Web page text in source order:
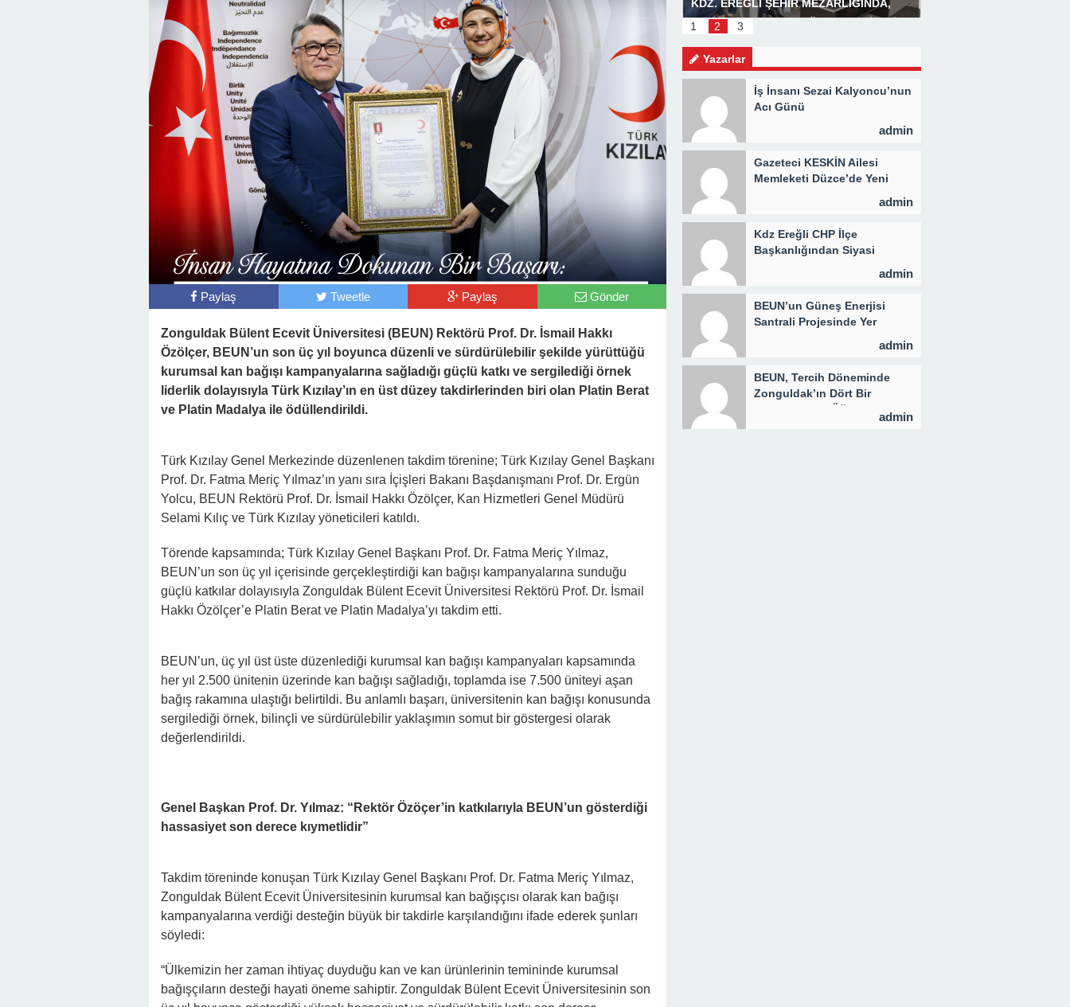
Paylaş Tweetle Paylaş Gönder
Zonguldak Bülent Ecevit Üniversitesi (BEUN) Rektörü Prof. Dr. İsmail Hakkı
Özölçer, BEUN’un son üç yıl boyunca düzenli ve sürdürülebilir şekilde yürüttüğü
kurumsal kan bağışı kampanyalarına sağladığı güçlü katkı ve sergilediği örnek
liderlik dolayısıyla Türk Kızılay’ın en üst düzey takdirlerinden biri olan Platin Berat
ve Platin Madalya ile ödüllendirildi.
Türk Kızılay Genel Merkezinde düzenlenen takdim törenine; Türk Kızılay Genel Başkanı
Prof. Dr. Fatma Meriç Yılmaz’ın yanı sıra İçişleri Bakanı Başdanışmanı Prof. Dr. Ergün
Yolcu, BEUN Rektörü Prof. Dr. İsmail Hakkı Özölçer, Kan Hizmetleri Genel Müdürü
Selami Kılıç ve Türk Kızılay yöneticileri katıldı.
Törende kapsamında; Türk Kızılay Genel Başkanı Prof. Dr. Fatma Meriç Yılmaz,
BEUN’un son üç yıl içerisinde gerçekleştirdiği kan bağışı kampanyalarına sunduğu
güçlü katkılar dolayısıyla Zonguldak Bülent Ecevit Üniversitesi Rektörü Prof. Dr. İsmail
Hakkı Özölçer’e Platin Berat ve Platin Madalya’yı takdim etti.
BEUN’un, üç yıl üst üste düzenlediği kurumsal kan bağışı kampanyaları kapsamında
her yıl 2.500 ünitenin üzerinde kan bağışı sağladığı, toplamda ise 7.500 üniteyi aşan
bağış rakamına ulaştığı belirtildi. Bu anlamlı başarı, üniversitenin kan bağışı konusunda
sergilediği örnek, bilinçli ve sürdürülebilir yaklaşımın somut bir göstergesi olarak
değerlendirildi.
Genel Başkan Prof. Dr. Yılmaz: “Rektör Özöçer’in katkılarıyla BEUN’un gösterdiği
hassasiyet son derece kıymetlidir”
Takdim töreninde konuşan Türk Kızılay Genel Başkanı Prof. Dr. Fatma Meriç Yılmaz,
Zonguldak Bülent Ecevit Üniversitesinin kurumsal kan bağışçısı olarak kan bağışı
kampanyalarına verdiği desteğin büyük bir takdirle karşılandığını ifade ederek şunları
söyledi:
“Ülkemizin her zaman ihtiyaç duyduğu kan ve kan ürünlerinin temininde kurumsal
bağışçıların desteği hayati öneme sahiptir. Zonguldak Bülent Ecevit Üniversitesinin son
Başkan Posbıyık’tan Bayram Mesajı BOZHANE LİMANI GÜN SAYIYOR
KDZ. EREĞLİ ŞEHİR MEZARLIĞINDA,
MEVLİD PROGRAMI DÜZENLENDİ 3 BİN
1
2 3
Yazarlar
İş İnsanı Sezai Kalyoncu’nun
Acı Günü
admin
Gazeteci KESKİN Ailesi
Memleketi Düzce’de Yeni
admin
Kdz Ereğli CHP İlçe
Başkanlığından Siyasi
admin
BEUN’un Güneş Enerjisi
Santrali Projesinde Yer
admin
BEUN, Tercih Döneminde
Zonguldak’ın Dört Bir
Yanında Aday Öğrencilerle
admin